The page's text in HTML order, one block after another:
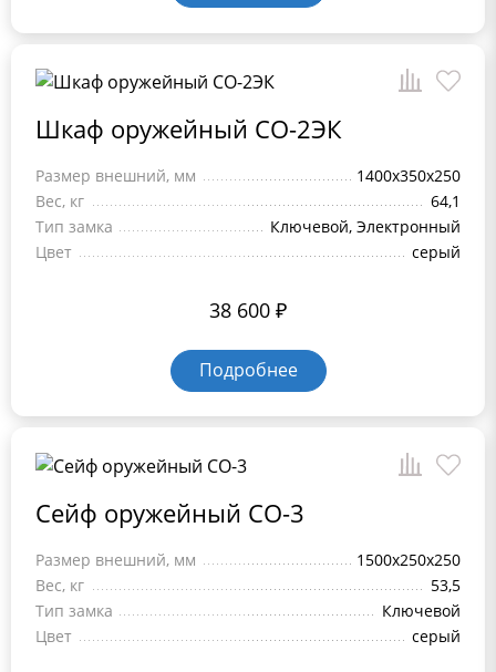
Шкаф оружейный СО-2ЭК
Размер внешний, мм
1400x350x250
Вес, кг
64,1
Тип замка
Ключевой, Электронный
Цвет
серый
38 600 ₽
Подробнее
Сейф оружейный СО-3
Размер внешний, мм
1500х250х250
Вес, кг
53,5
Тип замка
Ключевой
Цвет
серый